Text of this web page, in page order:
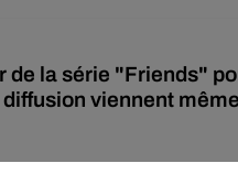
la série "Friends"
viennent
reprises à cause de la